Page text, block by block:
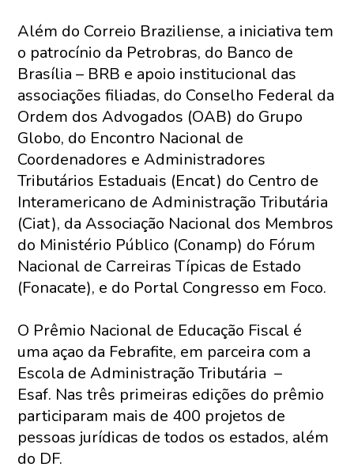
Além do Correio Braziliense, a iniciativa tem
o patrocínio da Petrobras, do Banco de
Brasília – BRB e apoio institucional das
associações filiadas, do Conselho Federal da
Ordem dos Advogados (OAB) do Grupo
Globo, do Encontro Nacional de
Coordenadores e Administradores
Tributários Estaduais (Encat) do Centro de
Interamericano de Administração Tributária
(Ciat), da Associação Nacional dos Membros
do Ministério Público (Conamp) do Fórum
Nacional de Carreiras Típicas de Estado
(Fonacate), e do Portal Congresso em Foco.
O Prêmio Nacional de Educação Fiscal é
uma açao da Febrafite, em parceira com a
Escola de Administração Tributária –
Esaf. Nas três primeiras edições do prêmio
participaram mais de 400 projetos de
pessoas jurídicas de todos os estados, além
do DF.